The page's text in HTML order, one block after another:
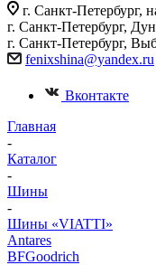
г. Санкт-Петербург,
г. Санкт-Петербург,
г. Санкт-Петербург,
fenixshina@yandex.ru
Вконтакте
Главная
-
Каталог
-
Шины
-
Шины «VIATTI»
Antares
BFGoodrich